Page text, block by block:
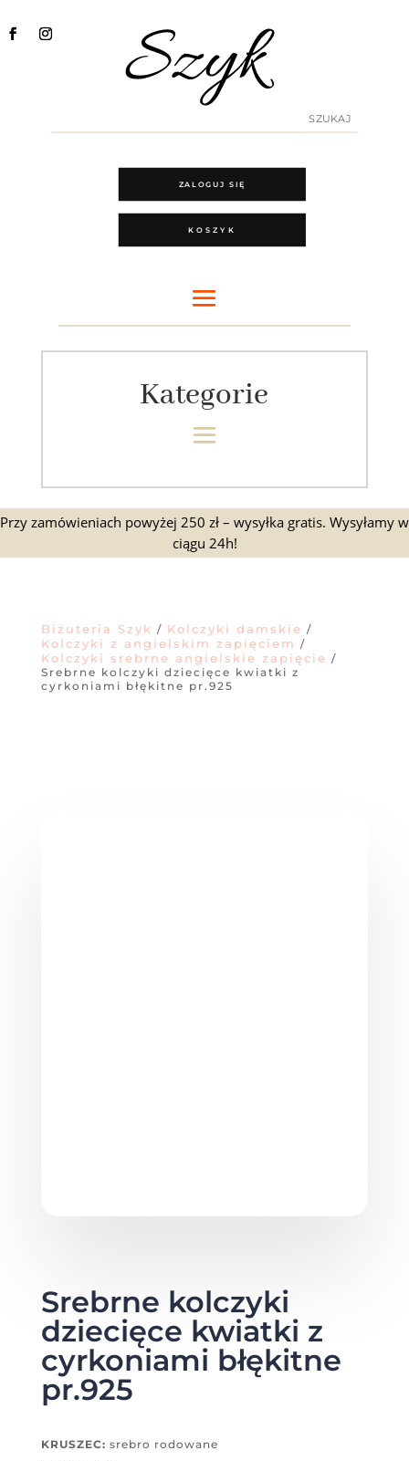
ZALOGUJ SIĘ
KOSZYK
Kategorie
Przy zamówieniach powyżej 250 zł – wysyłka gratis. Wysyłamy w
ciągu 24h!
Biżuteria Szyk / Kolczyki damskie /
Kolczyki z angielskim zapięciem /
Kolczyki srebrne angielskie zapięcie /
Srebrne kolczyki dziecięce kwiatki z
cyrkoniami błękitne pr.925
Srebrne kolczyki
dziecięce kwiatki z
cyrkoniami błękitne
pr.925
KRUSZEC: srebro rodowane